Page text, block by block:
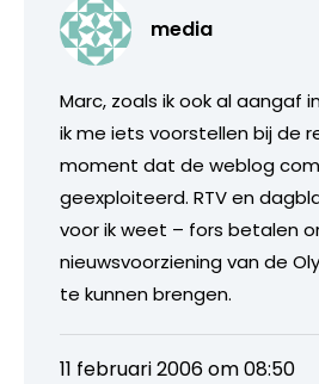
media
Marc, zoals ik ook al aangaf
ik me iets voorstellen bij de
moment dat de weblog
geexploiteerd. RTV en
voor ik weet – fors betalen
nieuwsvoorziening van de
te kunnen brengen.
11 februari 2006 om 08:50